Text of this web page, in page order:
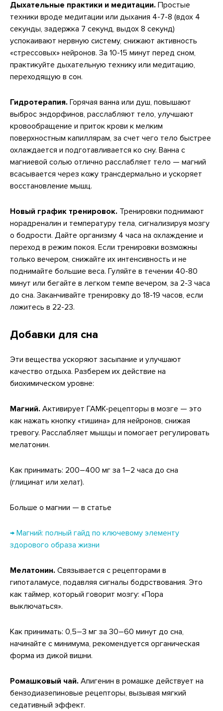
Дыхательные практики и медитации. Простые
техники вроде медитации или дыхания 4-7-8 (вдох 4
секунды, задержка 7 секунд, выдох 8 секунд)
успокаивают нервную систему, снижают активность
«стрессовых» нейронов. За 10-15 минут перед сном,
практикуйте дыхательную технику или медитацию,
переходящую в сон.
Гидротерапия. Горячая ванна или душ, повышают
выброс эндорфинов, расслабляют тело, улучшают
кровообращение и приток крови к мелким
поверхностным капиллярам, за счет чего тело быстрее
охлаждается и подготавливается ко сну. Ванна с
магниевой солью отлично расслабляет тело — магний
всасывается через кожу трансдермально и ускоряет
восстановление мышц.
Новый график тренировок. Тренировки поднимают
норадреналин и температуру тела, сигнализируя мозгу
о бодрости. Дайте организму 4 часа на охлаждение и
переход в режим покоя. Если тренировки возможны
только вечером, снижайте их интенсивность и не
поднимайте большие веса. Гуляйте в течении 40-80
минут или бегайте в легком темпе вечером, за 2-3 часа
до сна. Заканчивайте тренировку до 18-19 часов, если
ложитесь в 22-23.
Добавки для сна
Эти вещества ускоряют засыпание и улучшают
качество отдыха. Разберем их действие на
биохимическом уровне:
Магний. Активирует ГАМК-рецепторы в мозге — это
как нажать кнопку «тишина» для нейронов, снижая
тревогу. Расслабляет мышцы и помогает регулировать
мелатонин.
Как принимать: 200–400 мг за 1–2 часа до сна
(глицинат или хелат).
Больше о магнии — в статье
→ Магний: полный гайд по ключевому элементу
здорового образа жизни
Мелатонин. Связывается с рецепторами в
гипоталамусе, подавляя сигналы бодрствования. Это
как таймер, который говорит мозгу: «Пора
выключаться».
Как принимать: 0,5–3 мг за 30–60 минут до сна,
начинайте с минимума, рекомендуется органическая
форма из дикой вишни.
Ромашковый чай. Апигенин в ромашке действует на
бензодиазепиновые рецепторы, вызывая мягкий
седативный эффект.